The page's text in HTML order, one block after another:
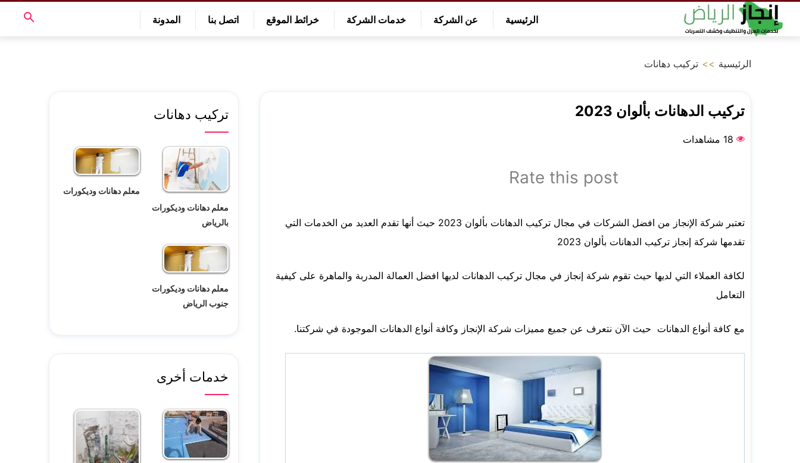
الرئيسية عن الشركة خدمات الشركة خرائط الموقع اتصل بنا المدونة
الرئيسية >> تركيب دهانات
تركيب الدهانات بألوان 2023
18 مشاهدات
Rate this post
تعتبر شركة الإنجاز من افضل الشركات في مجال تركيب الدهانات بألوان 2023 حيث أنها تقدم العديد من الخدمات التي
تقدمها شركة إنجاز تركيب الدهانات بألوان 2023
لكافة العملاء التي لديها حيث تقوم شركة إنجاز في مجال تركيب الدهانات لديها افضل العمالة المدربة والماهرة على كيفية
التعامل
مع كافة أنواع الدهانات حيث الآن نتعرف عن جميع مميزات شركة الإنجاز وكافة أنواع الدهانات الموجودة في شركتنا.
تركيب دهانات
معلم دهانات وديكورات
بالرياض
معلم دهانات وديكورات
معلم دهانات وديكورات
جنوب الرياض
خدمات أخرى